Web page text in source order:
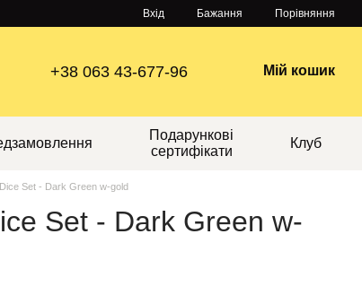
Вхід Бажання Порівняння
+38 063 43-677-96 Мій кошик
Подарункові
сертифікати
Клуб
Dice Set - Dark Green w-gold
Set - Dark Green w-